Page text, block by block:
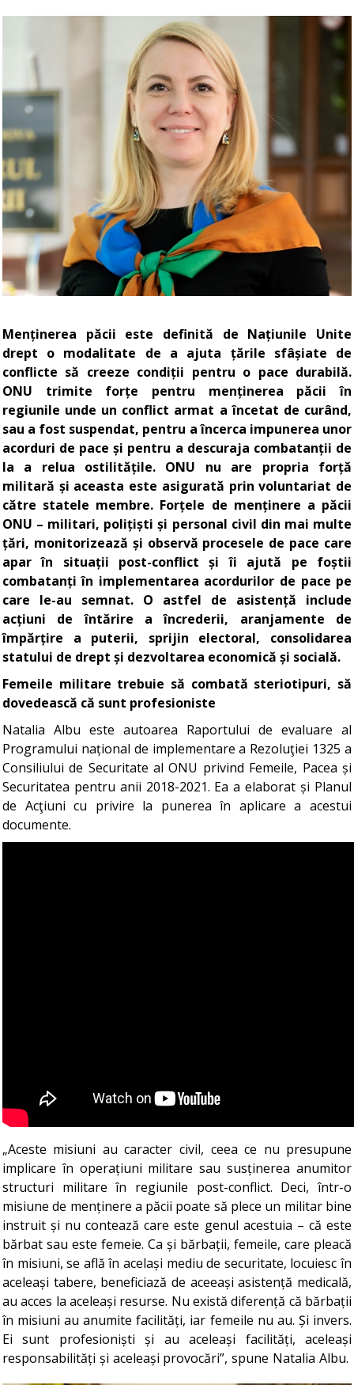
Menținerea păcii este definită de Națiunile Unite
drept o modalitate de a ajuta țările sfâșiate de
conflicte să creeze condiții pentru o pace durabilă.
ONU trimite forțe pentru menținerea păcii în
regiunile unde un conflict armat a încetat de curând,
sau a fost suspendat, pentru a încerca impunerea unor
acorduri de pace și pentru a descuraja combatanții de
la a relua ostilitățile. ONU nu are propria forță
militară și aceasta este asigurată prin voluntariat de
către statele membre. Forțele de menținere a păcii
ONU – militari, polițiști și personal civil din mai multe
țări, monitorizează și observă procesele de pace care
apar în situații post-conflict și îi ajută pe foștii
combatanți în implementarea acordurilor de pace pe
care le-au semnat. O astfel de asistență include
acțiuni de întărire a încrederii, aranjamente de
împărțire a puterii, sprijin electoral, consolidarea
statului de drept și dezvoltarea economică și socială.
Femeile militare trebuie să combată steriotipuri, să
dovedească că sunt profesioniste
Natalia Albu este autoarea Raportului de evaluare al
Programului național de implementare a Rezoluţiei 1325 a
Consiliului de Securitate al ONU privind Femeile, Pacea și
Securitatea pentru anii 2018-2021. Ea a elaborat și Planul
de Acţiuni cu privire la punerea în aplicare a acestui
documente.
„Aceste misiuni au caracter civil, ceea ce nu presupune
implicare în operațiuni militare sau susținerea anumitor
structuri militare în regiunile post-conflict. Deci, într-o
misiune de menținere a păcii poate să plece un militar bine
instruit și nu contează care este genul acestuia – că este
bărbat sau este femeie. Ca și bărbații, femeile, care pleacă
în misiuni, se află în același mediu de securitate, locuiesc în
aceleași tabere, beneficiază de aceeași asistență medicală,
au acces la aceleași resurse. Nu există diferență că bărbații
în misiuni au anumite facilități, iar femeile nu au. Și invers.
Ei sunt profesioniști și au aceleași facilități, aceleași
responsabilități și aceleași provocări”, spune Natalia Albu.